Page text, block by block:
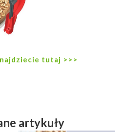
tutaj >>>
artykuły